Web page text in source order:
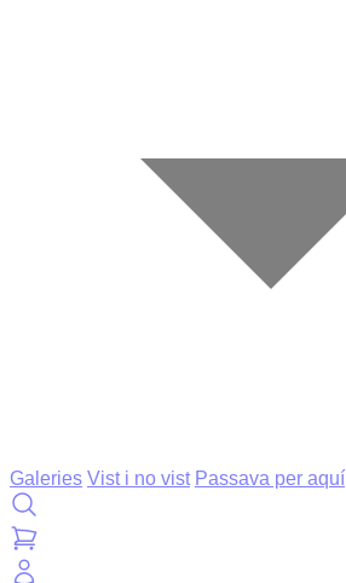
Galeries Vist i no vist Passava per aquí